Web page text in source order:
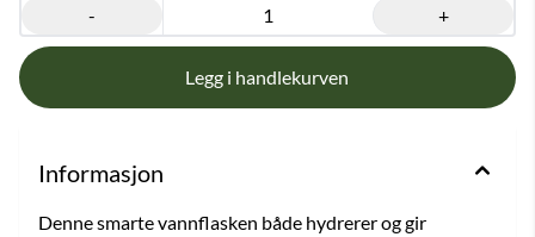
- +
Informasjon
Denne smarte vannflasken både hydrerer og gir